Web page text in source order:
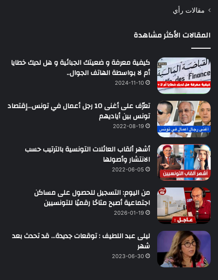
مقالات رأي
المقالات الأكثر مشاهدة
كيفية معرفة و ضعيتك الجبائية و هل لديك خطايا
أم لا بواسطة الهاتف الجوال..
2024-11-10
تعرّف على أغنى 10 رجل أعمال في تونس…إقتصاد
تونس بين أياديهم
2022-08-19
أشهر ألقاب العائلات التونسية بالترتيب حسب
الانتشار وأصولها
2022-06-05
من اليوم: التسجيل للحصول على مساكن
اجتماعية أصبح متاحًا رقميًا للتونسيين
2026-01-19
ليلى عبد اللطيف : توقعات جديدة… قد تحدث بعد
شهر
2023-06-30